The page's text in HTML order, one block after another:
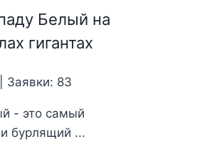
Белый на
гигантах
Заявки: 83
- это самый
бурлящий ...